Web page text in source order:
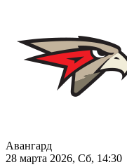
Авангард
28 марта 2026, Сб, 14:30